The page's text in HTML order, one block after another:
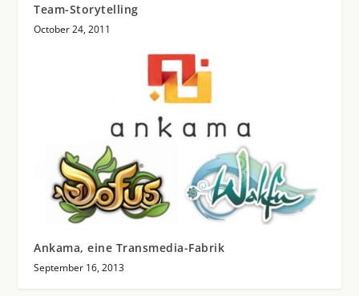
Team-Storytelling
October 24, 2011
Ankama, eine Transmedia-Fabrik
September 16, 2013